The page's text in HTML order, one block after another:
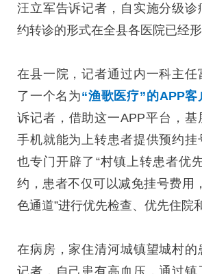
汪立军告诉记者，自实施分级诊
约转诊的形式在全县各医院已经形
在县一院，记者通过内一科主任
了一个名为“渔歌医疗”的APP客
诉记者，借助这一APP平台，基
手机就能为上转患者提供预约挂
也专门开辟了“村镇上转患者优
约，患者不仅可以减免挂号费用
色通道”进行优先检查、优先住院
在病房，家住清河城镇望城村的
记者，自己患有高血压，通过镇